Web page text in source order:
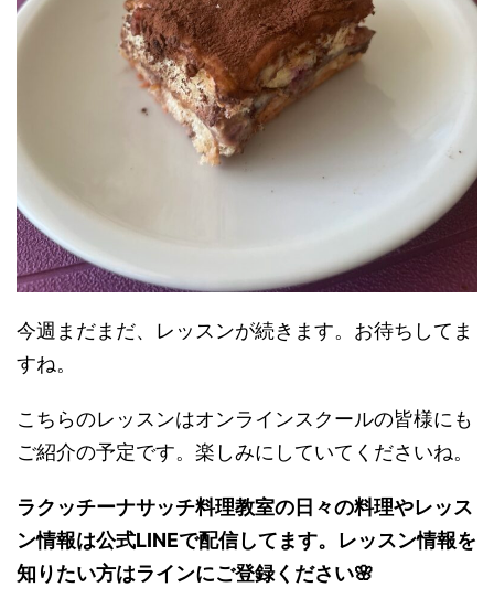
今週まだまだ、レッスンが続きます。お待ちしてま
すね。
こちらのレッスンはオンラインスクールの皆様にも
ご紹介の予定です。楽しみにしていてくださいね。
ラクッチーナサッチ料理教室の日々の料理やレッス
ン情報は公式LINEで配信してます。レッスン情報を
知りたい方はラインにご登録ください🌸